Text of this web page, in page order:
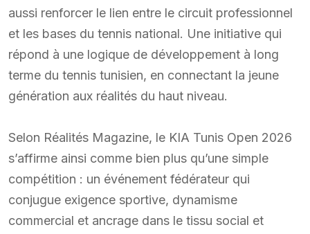
aussi renforcer le lien entre le circuit professionnel
et les bases du tennis national. Une initiative qui
répond à une logique de développement à long
terme du tennis tunisien, en connectant la jeune
génération aux réalités du haut niveau.
Selon Réalités Magazine, le KIA Tunis Open 2026
s’affirme ainsi comme bien plus qu’une simple
compétition : un événement fédérateur qui
conjugue exigence sportive, dynamisme
commercial et ancrage dans le tissu social et